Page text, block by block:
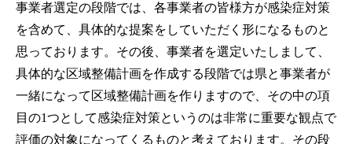
事業者選定の段階では、各事業者の皆様方が感染症対策
を含めて、具体的な提案をしていただく形になるものと
思っております。その後、事業者を選定いたしまして、
具体的な区域整備計画を作成する段階では県と事業者が
一緒になって区域整備計画を作りますので、その中の項
目の1つとして感染症対策というのは非常に重要な観点で
評価の対象になってくるものと考えております。その段